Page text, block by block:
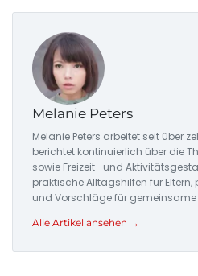
Melanie Peters
Melanie Peters arbeitet seit über
berichtet kontinuierlich über die
sowie Freizeit- und
praktische Alltagshilfen für
und Vorschläge für
Alle Artikel ansehen →